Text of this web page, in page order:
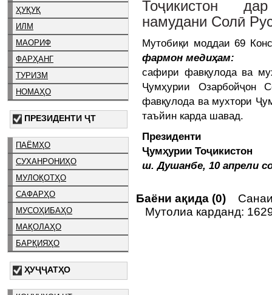
ҲУҚУҚ
ИЛМ
МАОРИФ
ФАРҲАНГ
ТУРИЗМ
НОМАҲО
ПРЕЗИДЕНТИ ҶТ
ПАЁМҲО
СУХАНРОНИҲО
МУЛОҚОТҲО
САФАРҲО
МУСОҲИБАҲО
МАҚОЛАҲО
БАРҚИЯҲО
ҲУҶҶАТҲО
Тоҷикистон
намудани Солӣ
Мутобиқи моддаи 69
фармон медиҳам:
сафири фавқулода ва
Ҷумҳурии Озарбойҷон
фавқулода ва мухтори
таъйин карда шавад.
Президенти
Ҷумҳурии
ш. Душанбе, 10 апрели
Баёни ақида (0)
Мутолиа карданд: